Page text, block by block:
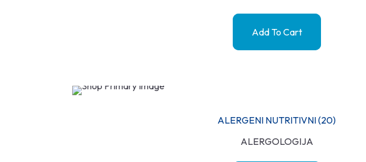
Add To Cart
ALERGENI NUTRITIVNI (20)
ALERGOLOGIJA